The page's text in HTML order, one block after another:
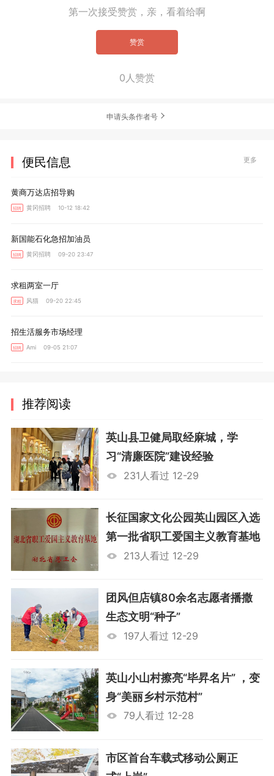
第一次接受赞赏，亲，看着给啊
赞赏
0人赞赏
申请头条作者号
便民信息 更多
黄商万达店招导购
招聘 黄冈招聘 10-12 18:42
新国能石化急招加油员
招聘 黄冈招聘 09-20 23:47
求租两室一厅
求租 风猫 09-20 22:45
招生活服务市场经理
招聘 Ami 09-05 21:07
推荐阅读
英山县卫健局取经麻城，学
习“清廉医院”建设经验
231人看过 12-29
长征国家文化公园英山园区入选
第一批省职工爱国主义教育基地
213人看过 12-29
团风但店镇80余名志愿者播撒
生态文明“种子”
197人看过 12-29
英山小山村擦亮“毕昇名片” ，变
身“美丽乡村示范村”
79人看过 12-28
市区首台车载式移动公厕正